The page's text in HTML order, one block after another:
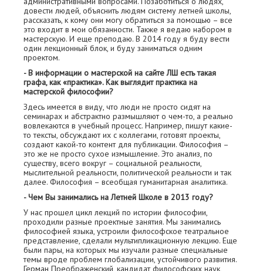
довести людей, объяснить людям систему летней школы,
рассказать, к кому они могу обратиться за помощью – все
это входит в мои обязанности. Также я ведаю набором в
мастерскую. И еще преподаю. В 2014 году я буду вести
один лекционный блок, и буду заниматься одним
проектом.
- В информации о мастерской на сайте ЛШ есть такая
графа, как «практика». Как выглядит практика на
мастерской философии?
Здесь имеется в виду, что люди не просто сидят на
семинарах и абстрактно размышляют о чем-то, а реально
вовлекаются в учебный процесс. Например, пишут какие-
то тексты, обсуждают их с коллегами, готовят проекты,
создают какой-то контент для публикации. Философия –
это же не просто сухое измышление. Это анализ, по
существу, всего вокруг – социальной реальности,
мыслительной реальности, политической реальности и так
далее. Философия – всеобщая гуманитарная аналитика.
- Чем Вы занимались на Летней Школе в 2013 году?
У нас прошел цикл лекций по истории философии,
проходили разные проектные занятия. Мы занимались
философией языка, устроили философское театральное
представление, сделали мультипликационную лекцию. Еще
были пары, на которых мы изучали разные специальные
темы вроде проблем глобализации, устойчивого развития.
Герман Преображенский, кандидат философских наук,